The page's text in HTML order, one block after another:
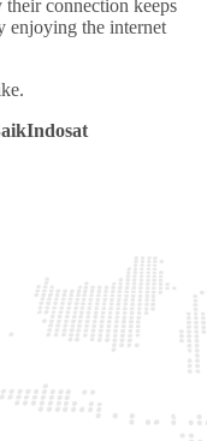
connection keeps
enjoying the internet